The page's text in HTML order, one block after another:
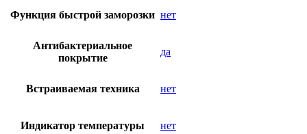
Функция быстрой заморозки нет
Антибактериальное
покрытие
да
Встраиваемая техника нет
Индикатор температуры нет